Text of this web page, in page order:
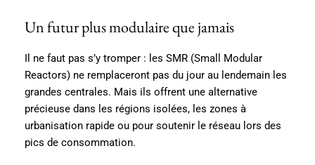
Un futur plus modulaire que jamais
Il ne faut pas s’y tromper : les SMR (Small Modular
Reactors) ne remplaceront pas du jour au lendemain les
grandes centrales. Mais ils offrent une alternative
précieuse dans les régions isolées, les zones à
urbanisation rapide ou pour soutenir le réseau lors des
pics de consommation.